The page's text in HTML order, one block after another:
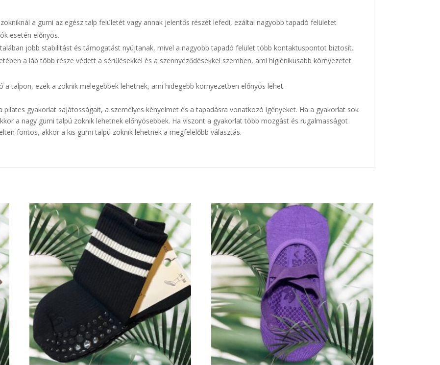
a gumi az egész talp felületét vagy annak jelentős részét lefedi, ezáltal nagyobb tapadó felületet
esetén előnyös.
jobb stabilitást és támogatást nyújtanak, mivel a nagyobb tapadó felület több kontaktuspontot biztosít.
a láb több része védett a sérülésekkel és a szennyeződésekkel szemben, ami higiénikusabb környezetet
a talpon, ezek a zoknik melegebbek lehetnek, ami hidegebb környezetben előnyös lehet.
gyakorlat sajátosságait, a személyes kényelmet és a tapadásra vonatkozó igényeket. Ha a gyakorlat sok
a nagy gumi talpú zoknik lehetnek előnyösebbek. Ha viszont a gyakorlat több mozgást és rugalmasságot
fontos, akkor a kis gumi talpú zoknik lehetnek a megfelelőbb választás.